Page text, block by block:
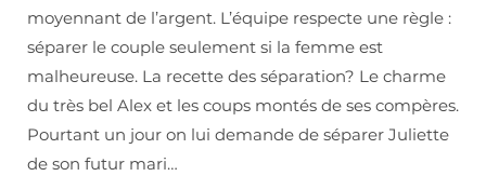
moyennant de l’argent. L’équipe respecte une règle :
séparer le couple seulement si la femme est
malheureuse. La recette des séparation? Le charme
du très bel Alex et les coups montés de ses compères.
Pourtant un jour on lui demande de séparer Juliette
de son futur mari…